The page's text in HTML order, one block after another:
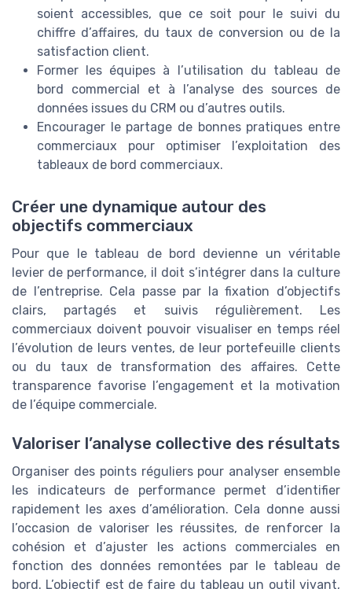
soient accessibles, que ce soit pour le suivi du
chiffre d’affaires, du taux de conversion ou de la
satisfaction client.
Former les équipes à l’utilisation du tableau de
bord commercial et à l’analyse des sources de
données issues du CRM ou d’autres outils.
Encourager le partage de bonnes pratiques entre
commerciaux pour optimiser l’exploitation des
tableaux de bord commerciaux.
Créer une dynamique autour des
objectifs commerciaux
Pour que le tableau de bord devienne un véritable
levier de performance, il doit s’intégrer dans la culture
de l’entreprise. Cela passe par la fixation d’objectifs
clairs, partagés et suivis régulièrement. Les
commerciaux doivent pouvoir visualiser en temps réel
l’évolution de leurs ventes, de leur portefeuille clients
ou du taux de transformation des affaires. Cette
transparence favorise l’engagement et la motivation
de l’équipe commerciale.
Valoriser l’analyse collective des résultats
Organiser des points réguliers pour analyser ensemble
les indicateurs de performance permet d’identifier
rapidement les axes d’amélioration. Cela donne aussi
l’occasion de valoriser les réussites, de renforcer la
cohésion et d’ajuster les actions commerciales en
fonction des données remontées par le tableau de
bord. L’objectif est de faire du tableau un outil vivant,